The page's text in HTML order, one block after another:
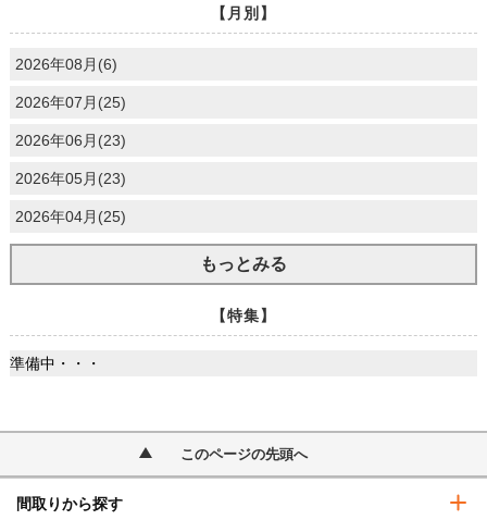
【月別】
2026年08月(6)
2026年07月(25)
2026年06月(23)
2026年05月(23)
2026年04月(25)
もっとみる
【特集】
準備中・・・
このページの先頭へ
間取りから探す